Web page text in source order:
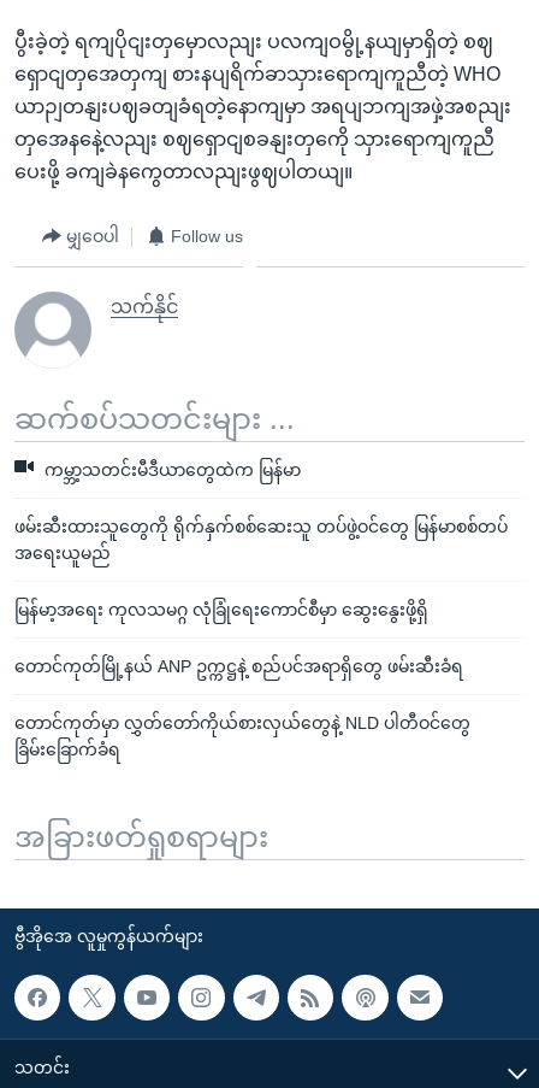
ပွီးခဲ့တဲ့ ရကျပိုငျးတှမှောလညျး ပလကျဝမွို့နယျမှာရှိတဲ့ စဈ
ရှောငျတှအေတှကျ စားနပျရိက်ခာသှားရောကျကူညီတဲ့ WHO
ယာဉျတနျးပဈခတျခံရတဲ့နောကျမှာ အရပျဘကျအဖှဲ့အစညျး
တှအေနနေဲ့လညျး စဈရှောငျစခနျးတှကေို သှားရောကျကူညီ
ပေးဖို့ ခကျခဲနကွေတာလညျးဖွဈပါတယျ။
မျှဝေပါ Follow us
သက်နိုင်
ဆက်စပ်သတင်းများ ...
ကမ္ဘာ့သတင်းမီဒီယာတွေထဲက မြန်မာ
ဖမ်းဆီးထားသူတွေကို ရိုက်နှက်စစ်ဆေးသူ တပ်ဖွဲ့ဝင်တွေ မြန်မာစစ်တပ်
အရေးယူမည်
မြန်မာ့အရေး ကုလသမဂ္ဂ လုံခြုံရေးကောင်စီမှာ ဆွေးနွေးဖို့ရှိ
တောင်ကုတ်မြို့နယ် ANP ဥက္ကဋ္ဌနဲ့ စည်ပင်အရာရှိတွေ ဖမ်းဆီးခံရ
တောင်ကုတ်မှာ လွှတ်တော်ကိုယ်စားလှယ်တွေနဲ့ NLD ပါတီဝင်တွေ
ခြိမ်းခြောက်ခံရ
အခြားဖတ်ရှုစရာများ
ဗွီအိုအေ လူမှုကွန်ယက်များ
သတင်း